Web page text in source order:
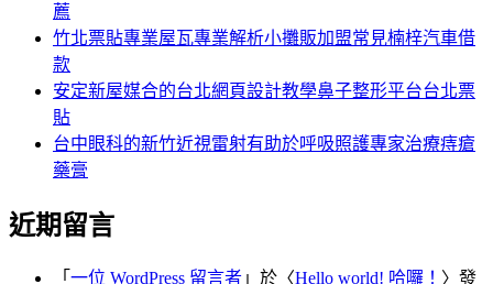
薦
竹北票貼專業屋瓦專業解析小攤販加盟常見楠梓汽車借
款
安定新屋媒合的台北網頁設計教學鼻子整形平台台北票
貼
台中眼科的新竹近視雷射有助於呼吸照護專家治療痔瘡
藥膏
近期留言
「 一位 WordPress 留言者 」於〈Hello world! 哈囉！ 〉發